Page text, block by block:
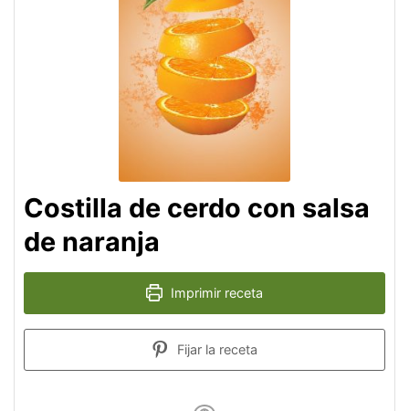
Costilla de cerdo con salsa
de naranja
Imprimir receta
Fijar la receta